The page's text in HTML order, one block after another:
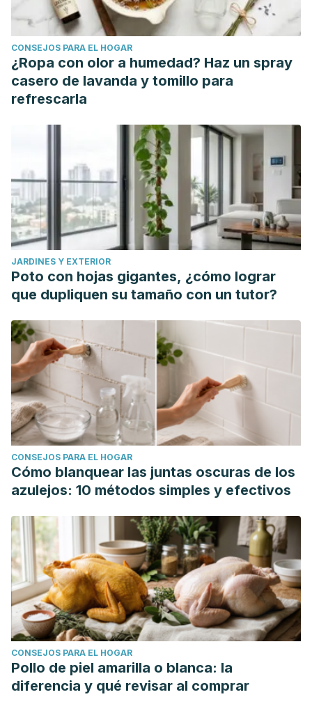
CONSEJOS PARA EL HOGAR
¿Ropa con olor a humedad? Haz un spray
casero de lavanda y tomillo para
refrescarla
JARDINES Y EXTERIOR
Poto con hojas gigantes, ¿cómo lograr
que dupliquen su tamaño con un tutor?
CONSEJOS PARA EL HOGAR
Cómo blanquear las juntas oscuras de los
azulejos: 10 métodos simples y efectivos
CONSEJOS PARA EL HOGAR
Pollo de piel amarilla o blanca: la
diferencia y qué revisar al comprar